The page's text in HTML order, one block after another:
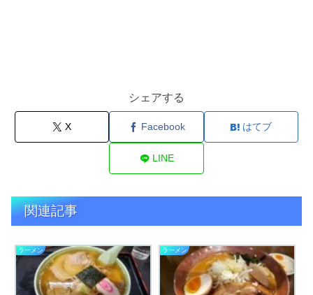
シェアする
X Facebook はてブ
LINE
関連記事
ラーメン ラーメン